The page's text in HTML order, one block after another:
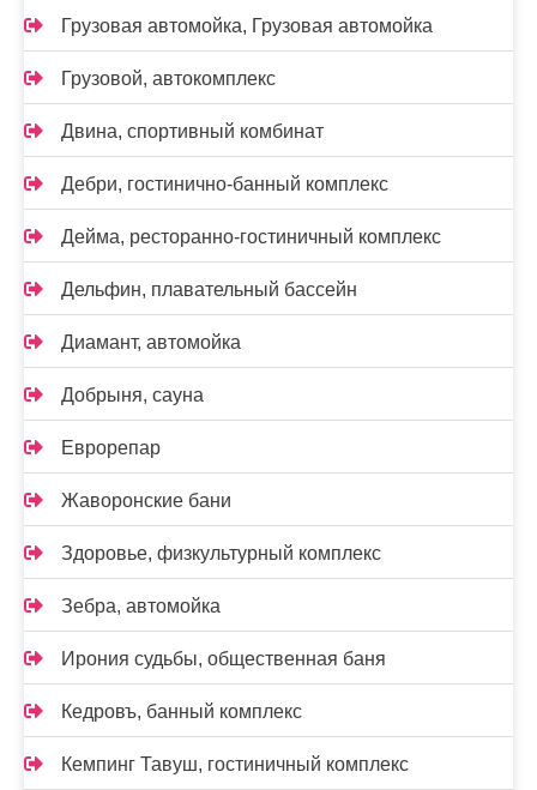
Грузовая автомойка, Грузовая автомойка
Грузовой, автокомплекс
Двина, спортивный комбинат
Дебри, гостинично-банный комплекс
Дейма, ресторанно-гостиничный комплекс
Дельфин, плавательный бассейн
Диамант, автомойка
Добрыня, сауна
Еврорепар
Жаворонские бани
Здоровье, физкультурный комплекс
Зебра, автомойка
Ирония судьбы, общественная баня
Кедровъ, банный комплекс
Кемпинг Тавуш, гостиничный комплекс